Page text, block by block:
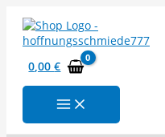
Inhalt
springen
0,00€